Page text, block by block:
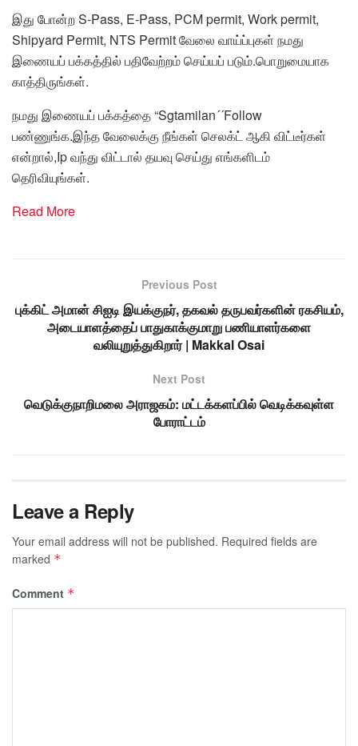
இது போன்ற S-Pass, E-Pass, PCM permit, Work permit,
Shipyard Permit, NTS Permit வேலை வாய்ப்புகள் நமது
இணையப் பக்கத்தில் பதிவேற்றம் செய்யப் படும்.பொறுமையாக
காத்திருங்கள்.
நமது இணையப் பக்கத்தை “Sgtamilan´´Follow
பண்ணுங்க.இந்த வேலைக்கு நீங்கள் செலக்ட் ஆகி விட்டீர்கள்
என்றால்,Ip வந்து விட்டால் தயவு செய்து எங்களிடம்
தெரிவியுங்கள்.
Read More
Previous Post
புக்கிட் அமான் சிஐடி இயக்குநர், தகவல் தருபவர்களின் ரகசியம்,
அடையாளத்தைப் பாதுகாக்குமாறு பணியாளர்களை
வலியுறுத்துகிறார் | Makkal Osai
Next Post
வெடுக்குநாறிமலை அராஜகம்: மட்டக்களப்பில் வெடிக்கவுள்ள
போராட்டம்
Leave a Reply
Your email address will not be published. Required fields are
marked *
Comment *